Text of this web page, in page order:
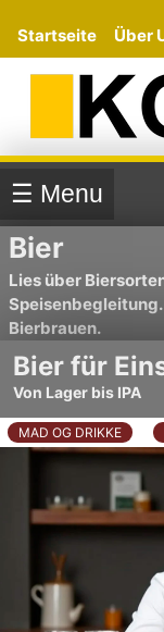
Startseite Über
☰ Menu
Bier
Lies über
Bierbrauen.
Bier für
Von Lager bis IPA
MAD OG DRIKKE